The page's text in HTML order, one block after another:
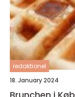
redaktionel
18. January 2024